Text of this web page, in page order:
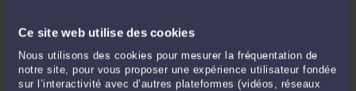
Ce site web utilise des cookies
Nous utilisons des cookies pour mesurer la fréquentation de
notre site, pour vous proposer une expérience utilisateur fondée
sur l’interactivité avec d’autres plateformes (vidéos, réseaux